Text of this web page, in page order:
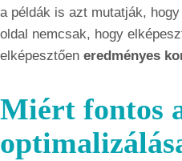
a példák is azt mutatják,
oldal nemcsak, hogy
elképesztően eredményes
Miért fontos